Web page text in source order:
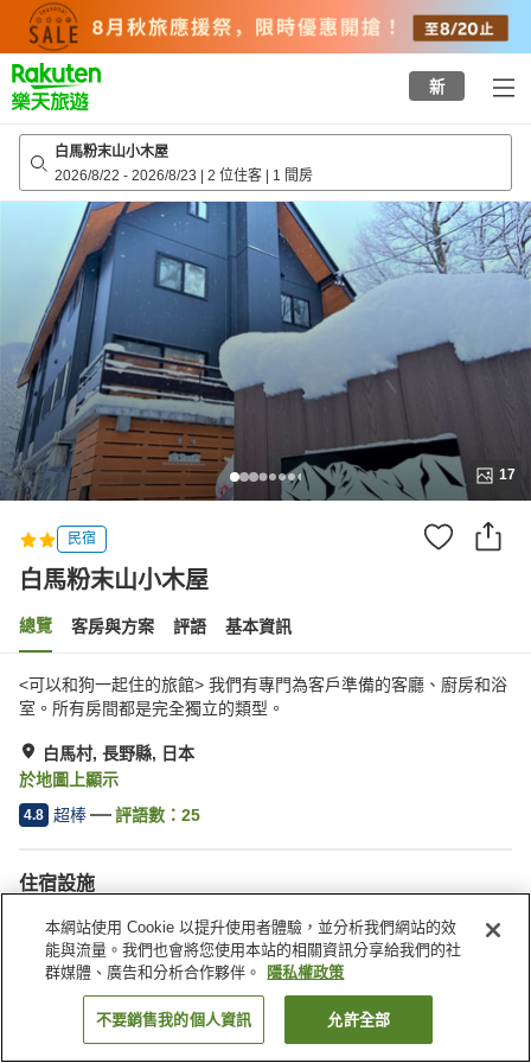
top
page
新
白馬粉末山小木屋
2026/8/22 - 2026/8/23 | 2 位住客 | 1 間房
17
民宿
白馬粉末山小木屋
總覽 客房與方案 評語 基本資訊
<可以和狗一起住的旅館> 我們有專門為客戶準備的客廳、廚房和浴
室。所有房間都是完全獨立的類型。
白馬村, 長野縣, 日本
於地圖上顯示
4.8 超棒 評語數： 25
住宿設施
停車場 寵物友善
首頁 日本 長野縣 白馬村 白馬粉末山小木屋
找客房
本網站使用 Cookie 以提升使用者體驗，並分析我們網站的效
能與流量。我們也會將您使用本站的相關資訊分享給我們的社
群媒體、廣告和分析合作夥伴。
隱私權政策
不要銷售我的個人資訊 允許全部